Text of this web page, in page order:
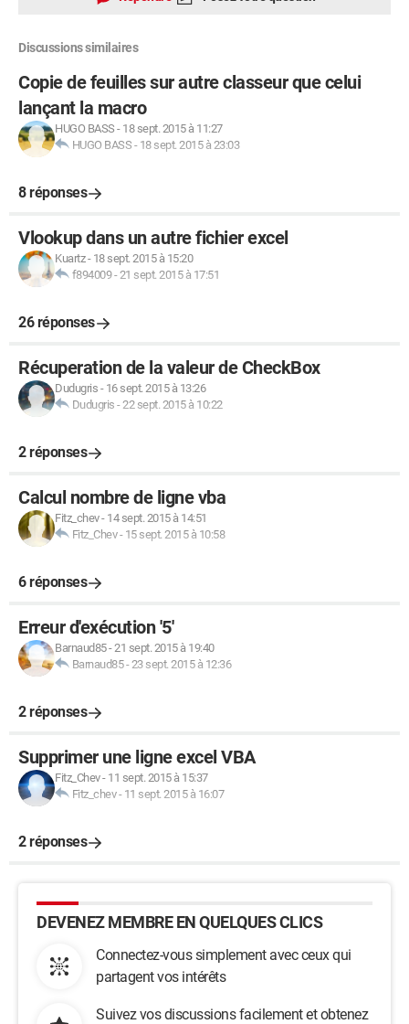
Discussions similaires
Copie de feuilles sur autre classeur que celui
lançant la macro
HUGO BASS - 18 sept. 2015 à 11:27
HUGO BASS - 18 sept. 2015 à 23:03
8 réponses
Vlookup dans un autre fichier excel
Kuartz- 18 sept. 2015 à 15:20
f894009-21 sept. 2015 à 17:51
26 réponses
Récuperation de la valeur de CheckBox
Dudugris - 16 sept. 2015 à 13:26
Dudugris -22 sept. 2015 à 10:22
2 réponses
Calcul nombre de ligne vba
Fitz_chev- 14 sept. 2015 à 14:51
Fitz_Chev- 15 sept. 2015 à 10:58
6 réponses
Erreur d'exécution '5'
Barnaud85-21 sept. 2015 à 19:40
Barnaud85-23 sept. 2015 à 12:36
2 réponses
Supprimer une ligne excel VBA
Fitz_Chev- 11 sept. 2015 à 15:37
Fitz_chev- 11 sept. 2015 à 16:07
2 réponses
DEVENEZ MEMBRE EN QUELQUES CLICS
Connectez-vous simplement avec ceux qui
partagent vos intérêts
Suivez vos discussions facilement et obtenez